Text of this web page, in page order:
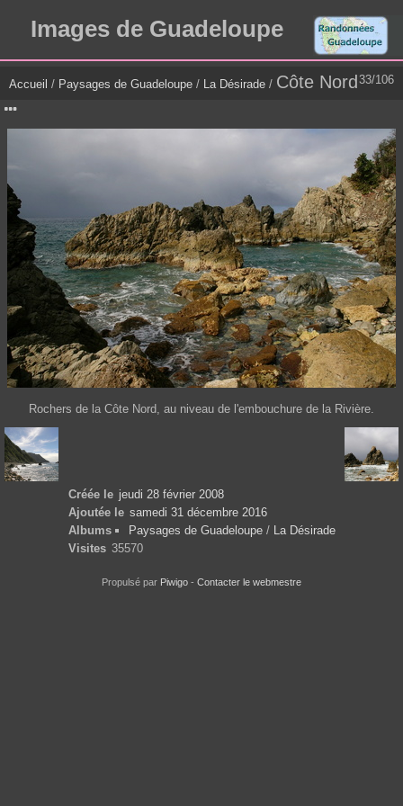
Images de Guadeloupe
33/106
Accueil / Paysages de Guadeloupe / La Désirade / Côte Nord
Rochers de la Côte Nord, au niveau de l'embouchure de la Rivière.
Créée le jeudi 28 février 2008
Ajoutée le samedi 31 décembre 2016
Albums
Paysages de Guadeloupe / La Désirade
Visites 35570
Propulsé par Piwigo - Contacter le webmestre